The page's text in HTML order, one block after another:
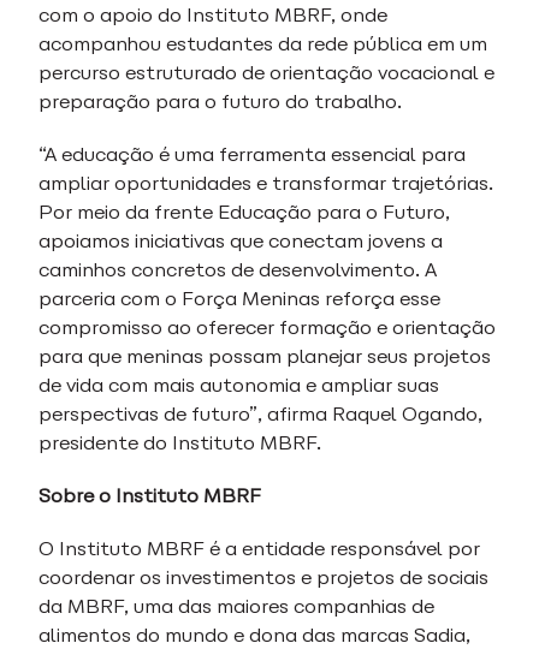
com o apoio do Instituto MBRF, onde
acompanhou estudantes da rede pública em um
percurso estruturado de orientação vocacional e
preparação para o futuro do trabalho.
“A educação é uma ferramenta essencial para
ampliar oportunidades e transformar trajetórias.
Por meio da frente Educação para o Futuro,
apoiamos iniciativas que conectam jovens a
caminhos concretos de desenvolvimento. A
parceria com o Força Meninas reforça esse
compromisso ao oferecer formação e orientação
para que meninas possam planejar seus projetos
de vida com mais autonomia e ampliar suas
perspectivas de futuro”, afirma Raquel Ogando,
presidente do Instituto MBRF.
Sobre o Instituto MBRF
O Instituto MBRF é a entidade responsável por
coordenar os investimentos e projetos de sociais
da MBRF, uma das maiores companhias de
alimentos do mundo e dona das marcas Sadia,